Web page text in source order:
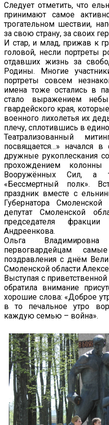
Следует отметить, что
принимают самое
трогательном шествии,
за свою страну, за своих
И стар, и млад, прижав к
головой, несли портреты
отдавших жизнь за
Родины. Многие
портреты совсем
имена тоже остались в
стало выражением
гвардейского края,
военного лихолетья их
плечу, сплотившись в
Театрализованный
посвящается…» начался
дружные рукоплескания
прохождением колонны
Вооружённых Сил, а
«Бессмертный полк».
праздник вместе с
Губернатора
депутат Смоленской
председателя
Андреенкова.
Ольга
первогвардейцам
поздравления с днём
Смоленской области
Выступая с
обратила внимание
хорошие слова: «Доброе
в то печальное утро
каждую семью – война».